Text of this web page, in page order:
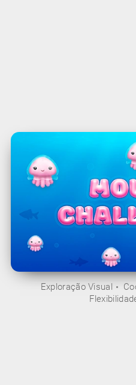
Exploração Visual